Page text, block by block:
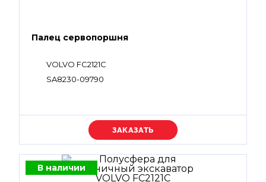
Палец сервопоршня
VOLVO FC2121C
SA8230-09790
Уточняйте цену
В наличии